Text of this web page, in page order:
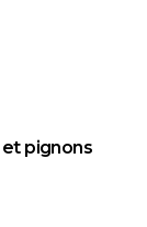
pignons